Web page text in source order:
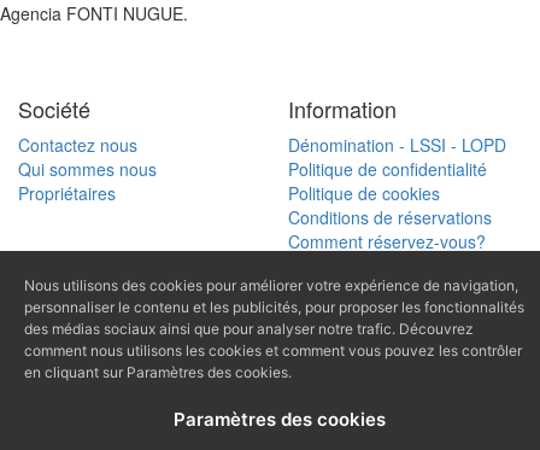
Agencia FONTI NUGUE.
Société
Contactez nous
Qui sommes nous
Propriétaires
Information
Dénomination - LSSI - LOPD
Politique de confidentialité
Politique de cookies
Conditions de réservations
Comment réservez-vous?
Recherche
Cherche référence (+34) 972 770
168
(+34) 616 966
Nous utilisons des cookies pour améliorer votre expérience de navigation,
personnaliser le contenu et les publicités, pour proposer les fonctionnalités
des médias sociaux ainsi que pour analyser notre trafic. Découvrez
comment nous utilisons les cookies et comment vous pouvez les contrôler
en cliquant sur Paramètres des cookies.
Paramètres des cookies